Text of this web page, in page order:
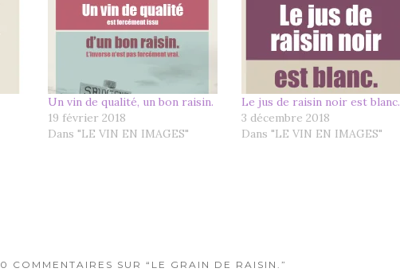
Un vin de qualité, un bon raisin.
19 février 2018
Dans "LE VIN EN IMAGES"
Le jus de raisin noir est blanc.
3 décembre 2018
Dans "LE VIN EN IMAGES"
0 COMMENTAIRES SUR “LE GRAIN DE RAISIN.”